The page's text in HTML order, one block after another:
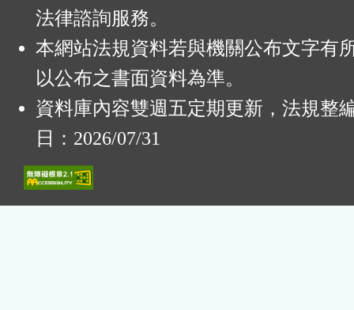
法律諮詢服務。
本網站法規資料若與機關公布文字有
以公布之書面資料為準。
資料庫內容雙週五定期更新，法規整
日：2026/07/31